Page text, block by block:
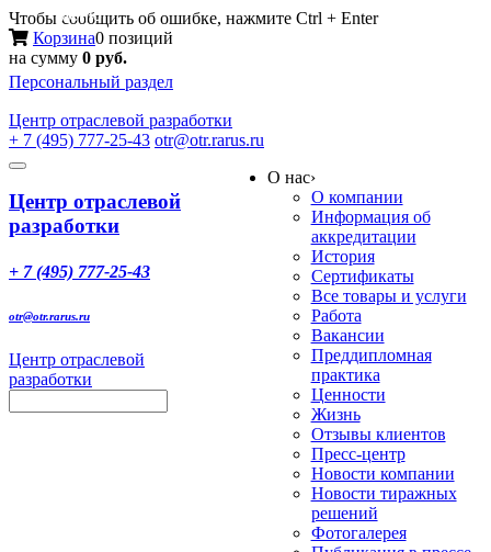
Чтобы сообщить об ошибке, нажмите Ctrl + Enter
Корзина0 позиций
на сумму 0 руб.
Персональный раздел
Центр отраслевой разработки
+ 7 (495) 777-25-43 otr@otr.rarus.ru
Toggle
Меню
Центр отраслевой
разработки
+ 7 (495) 777-25-43
otr@otr.rarus.ru
Центр отраслевой
разработки
О нас›
О компании
Информация об
аккредитации
История
Сертификаты
Все товары и услуги
Работа
Вакансии
Преддипломная
практика
Ценности
Жизнь
Отзывы клиентов
Пресс-центр
Новости компании
Новости тиражных
решений
Фотогалерея